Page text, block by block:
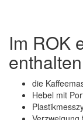
Im ROK
die
Hebel mit